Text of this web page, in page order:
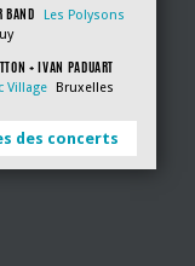
BAND
Les Polysons
+ IVAN PADUART
Village Bruxelles
des concerts